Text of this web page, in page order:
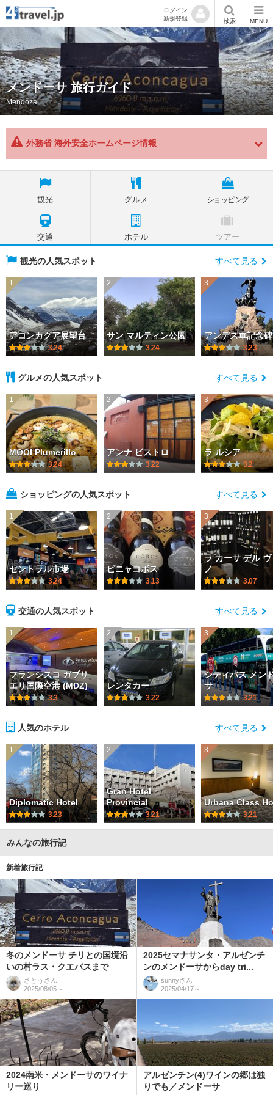
ログイン
新規登録
検索 MENU
メンドーサ 旅行ガイド
Mendoza
外務省 海外安全ホームページ情報
観光 グルメ ショッピング
交通 ホテル ツアー
観光の人気スポット すべて見る
1
アコンカグア展望台
3.24
2
サン マルティン公園
3.24
3
アンデス軍記念碑
3.23
グルメの人気スポット すべて見る
1
MOOI Plumerillo
3.24
2
アンナ ビストロ
3.22
3
ラ ルシア
3.2
ショッピングの人気スポット すべて見る
1
セントラル市場
3.24
2
ビニャコボス
3.13
3
ラ カーサ デル ヴ
ノ
3.07
交通の人気スポット すべて見る
1
フランシスコ ガブリ
エリ国際空港 (MDZ)
3.3
2
レンタカー
3.22
3
シティバス メン
サ
3.21
人気のホテル すべて見る
1
Diplomatic Hotel
3.23
2
Gran Hotel
Provincial
3.21
3
Urbana Class
3.21
みんなの旅行記
新着旅行記
冬のメンドーサ チリとの国境沿
いの村ラス・クエバスまで
さとう さん
2025/08/05～
2025セマナサンタ・アルゼンチ
ンのメンドーサからday tri...
sunnyさん
2025/04/17～
2024南米・メンドーサのワイナ
リー巡り
アルゼンチン(4)ワインの郷は独
りでも／メンドーサ